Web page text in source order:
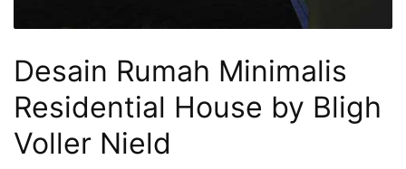
Desain Rumah Minimalis
Residential House by Bligh
Voller Nield